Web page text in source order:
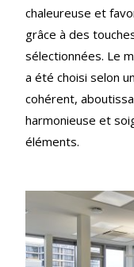
chaleureuse et
grâce à des
sélectionnées. Le
a été choisi selon
cohérent,
harmonieuse et
éléments.